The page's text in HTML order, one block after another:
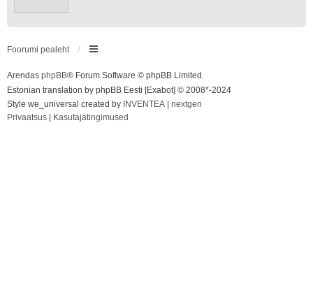
Foorumi pealeht
Arendas phpBB® Forum Software © phpBB Limited
Estonian translation by phpBB Eesti [Exabot] © 2008*-2024
Style we_universal created by INVENTEA
nextgen
Privaatsus
Kasutajatingimused